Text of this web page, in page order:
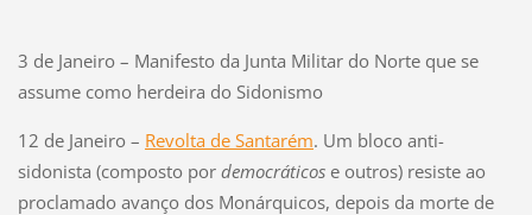
3 de Janeiro – Manifesto da Junta Militar do Norte que se
assume como herdeira do Sidonismo
12 de Janeiro – Revolta de Santarém. Um bloco anti-
sidonista (composto por democráticose outros) resiste ao
proclamado avanço dos Monárquicos, depois da morte de